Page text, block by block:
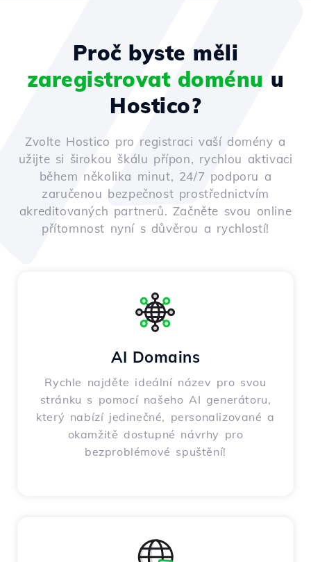
Proč byste měli
zaregistrovat doménu u
Hostico?
Zvolte Hostico pro registraci vaší domény a
užijte si širokou škálu přípon, rychlou aktivaci
během několika minut, 24/7 podporu a
zaručenou bezpečnost prostřednictvím
akreditovaných partnerů. Začněte svou online
přítomnost nyní s důvěrou a rychlostí!
AI Domains
Rychle najděte ideální název pro svou
stránku s pomocí našeho AI generátoru,
který nabízí jedinečné, personalizované a
okamžitě dostupné návrhy pro
bezproblémové spuštění!